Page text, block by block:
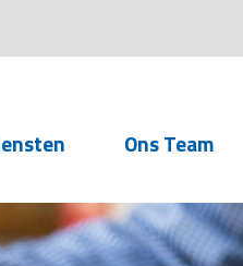
voor
en
Ons Team